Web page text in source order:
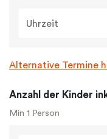
Uhrzeit
Alternative Termine
Anzahl der Kinder
Min 1 Person